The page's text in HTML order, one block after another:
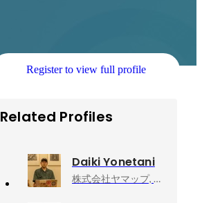
Register to view full profile
Related Profiles
Daiki Yonetani
株式会社ヤマップ, 共創推進事業本部 アウトドア事業開発部 西日本統括マネージャー